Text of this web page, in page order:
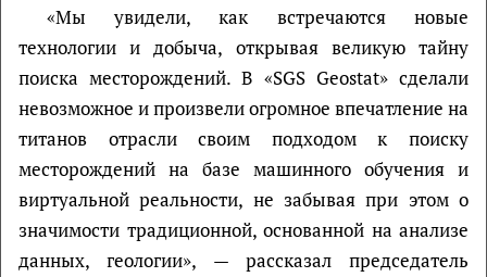
«Мы увидели, как встречаются новые
технологии и добыча, открывая великую тайну
поиска месторождений. В «SGS Geostat» сделали
невозможное и произвели огромное впечатление на
титанов отрасли своим подходом к поиску
месторождений на базе машинного обучения и
виртуальной реальности, не забывая при этом о
значимости традиционной, основанной на анализе
данных, геологии», — рассказал председатель